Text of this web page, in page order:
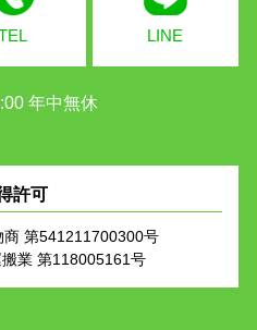
LINE
年中無休
許可
第541211700300号
業 第118005161号